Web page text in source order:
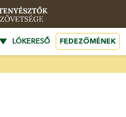
LÓKERESŐ FEDEZŐMÉNEK